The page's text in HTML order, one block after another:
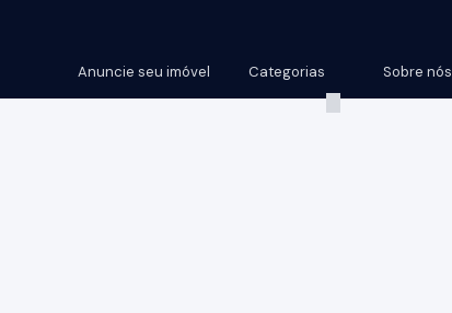
Sobre nós
Categorias
Anuncie seu imóvel